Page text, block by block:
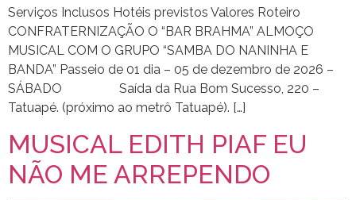
Serviços Inclusos Hotéis previstos Valores Roteiro
CONFRATERNIZAÇÃO O “BAR BRAHMA” ALMOÇO
MUSICAL COM O GRUPO “SAMBA DO NANINHA E
BANDA” Passeio de 01 dia – 05 de dezembro de 2026 –
SÁBADO Saída da Rua Bom Sucesso, 220 –
Tatuapé. (próximo ao metrô Tatuapé). […]
MUSICAL EDITH PIAF EU
NÃO ME ARREPENDO